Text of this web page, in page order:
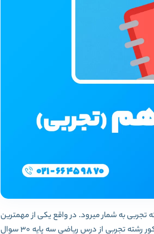
به شمار میرود. در واقع یکی از مهمترین
دروس سه پایه دهم، یازدهم و دوازدهم رشته تجربی درس ریاضی می‌باشد. در کنکور رشته تجربی از درس ریاضی سه پایه 30 سوال